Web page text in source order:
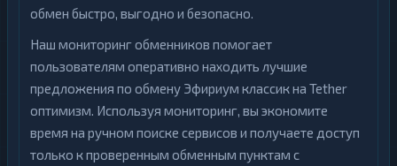
обмен быстро, выгодно и безопасно.
Наш мониторинг обменников помогает
пользователям оперативно находить лучшие
предложения по обмену Эфириум классик на Tether
оптимизм. Используя мониторинг, вы экономите
время на ручном поиске сервисов и получаете доступ
только к проверенным обменным пунктам с